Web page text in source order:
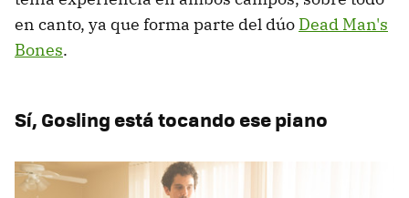
en canto, ya que forma parte del dúo Dead Man's
Bones.
Sí, Gosling está tocando ese piano